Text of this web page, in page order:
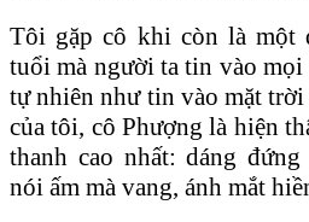
Tôi gặp cô khi còn là một
tuổi mà người ta tin vào mọi
tự nhiên như tin vào mặt
của tôi, cô Phượng là hiện
thanh cao nhất: dáng
nói ấm mà vang, ánh mắt